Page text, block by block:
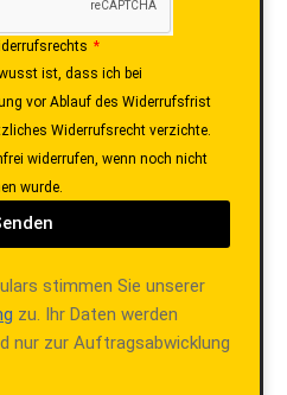
ist, dass ich bei
vor Ablauf des Widerrufsfrist
Widerrufsrecht verzichte.
widerrufen, wenn noch nicht
wurde.
stimmen Sie unserer
zu. Ihr Daten werden
nur zur Auftragsabwicklung